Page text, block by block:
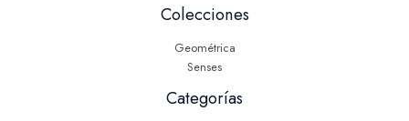
Colecciones
Geométrica
Senses
Categorías